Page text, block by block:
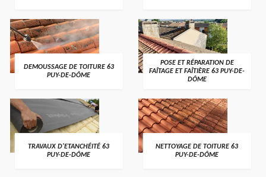
DEMOUSSAGE DE TOITURE 63
PUY-DE-DÔME
POSE ET RÉPARATION DE
FAÎTAGE ET FAÎTIÈRE 63 PUY-DE-
DÔME
TRAVAUX D'ETANCHÉITÉ 63
PUY-DE-DÔME
NETTOYAGE DE TOITURE 63
PUY-DE-DÔME